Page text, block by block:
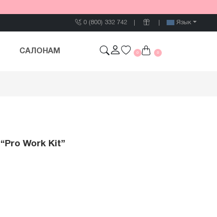
0 (800) 332 742 Язык
САЛОНАМ 0 0
Work Kit”